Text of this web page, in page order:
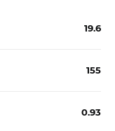
19.6
155
0.93